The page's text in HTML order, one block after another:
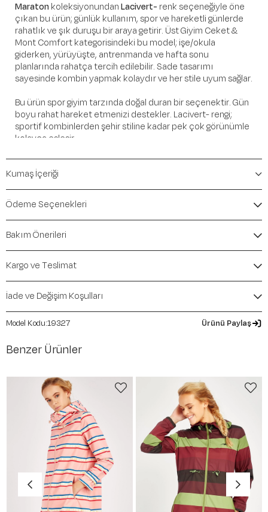
Maraton koleksiyonundanLacivert- renk seçeneğiyle öne
çıkan bu ürün; günlük kullanım, spor ve hareketli günlerde
rahatlık ve şık duruşu bir araya getirir. Üst Giyim Ceket &
Mont Comfort kategorisindeki bu model; işe/okula
giderken, yürüyüşte, antrenmanda ve hafta sonu
planlarında rahatça tercih edilebilir. Sade tasarımı
sayesinde kombin yapmak kolaydır ve her stile uyum sağlar.
Bu ürün spor giyim tarzında doğal duran bir seçenektir. Gün
boyu rahat hareket etmenizi destekler. Lacivert- rengi;
sportif kombinlerden şehir stiline kadar pek çok görünümle
kolayca eşleşir.
Öne Çıkan Detaylar
Marka:Maraton
Renk:Lacivert-
Kalıp / Form:
Mevsim:İlkbahar-Yaz
Kumaş İçeriği
Ödeme Seçenekleri
Bakım Önerileri
Kargo ve Teslimat
İade ve Değişim Koşulları
19327 Ürünü Paylaş
Benzer Ürünler